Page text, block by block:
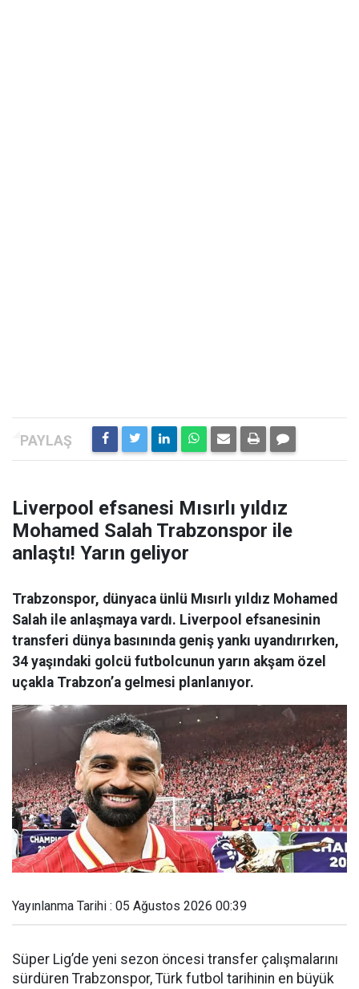
Liverpool efsanesi Mısırlı yıldız
Mohamed Salah Trabzonspor ile
anlaştı! Yarın geliyor
Trabzonspor, dünyaca ünlü Mısırlı yıldız Mohamed
Salah ile anlaşmaya vardı. Liverpool efsanesinin
transferi dünya basınında geniş yankı uyandırırken,
34 yaşındaki golcü futbolcunun yarın akşam özel
uçakla Trabzon’a gelmesi planlanıyor.
Yayınlanma Tarihi : 05 Ağustos 2026 00:39
Süper Lig’de yeni sezon öncesi transfer çalışmalarını
sürdüren Trabzonspor, Türk futbol tarihinin en büyük